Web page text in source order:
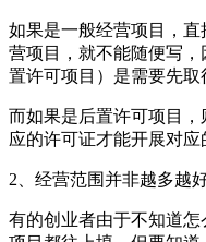
如果是一般经营项目，
营项目，就不能随便写
置许可项目）是需要先取
而如果是后置许可项目
应的许可证才能开展对应
2、经营范围并非越多越
有的创业者由于不知道